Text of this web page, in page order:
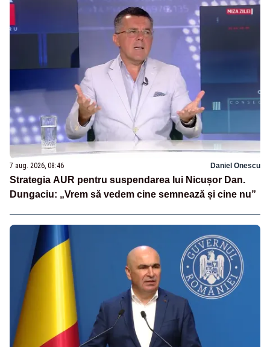
7 aug. 2026, 08:46 Daniel Onescu
Strategia AUR pentru suspendarea lui Nicușor Dan.
Dungaciu: „Vrem să vedem cine semnează și cine nu”